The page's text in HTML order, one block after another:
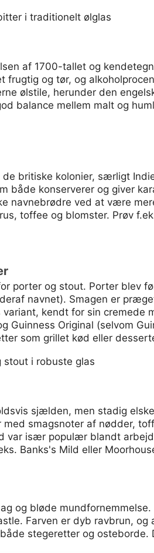
af 1700-tallet og
og tør, og
ølstile, herunder den
balance mellem malt og
britiske kolonier, særligt
både konserverer og giver
navnebrødre ved at være
toffee og blomster. Prøv
porter og stout. Porter blev
navnet). Smagen er
kendt for sin cremede
Guinness Original (selvom
som grillet kød eller
sjælden, men stadig
smagsnoter af nødder,
var især populær blandt
Banks's Mild eller
og bløde mundfornemmelse.
Farven er dyb ravbrun, og
stegeretter og osteborde.